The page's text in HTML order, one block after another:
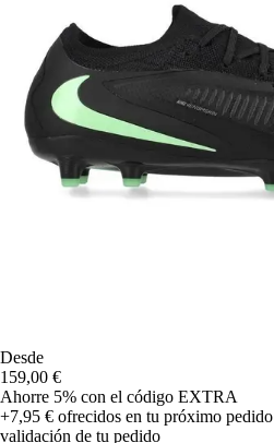
Desde
159,00 €
Ahorre 5% con el código EXTRA
+7,95 € ofrecidos en tu próximo pedido
validación de tu pedido